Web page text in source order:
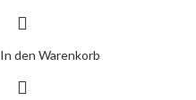
In den Warenkorb